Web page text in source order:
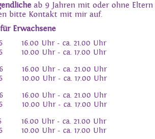
ab 9 Jahren mit oder ohne Eltern
bitte Kontakt mit mir auf.
Erwachsene
16.00 Uhr - ca. 21.00 Uhr
10.00 Uhr - ca. 17.00 Uhr
16.00 Uhr - ca. 21.00 Uhr
10.00 Uhr - ca. 17.00 Uhr
16.00 Uhr - ca. 21.00 Uhr
10.00 Uhr - ca. 17.00 Uhr
16.00 Uhr - ca. 21.00 Uhr
10.00 Uhr - ca. 17.00 Uhr